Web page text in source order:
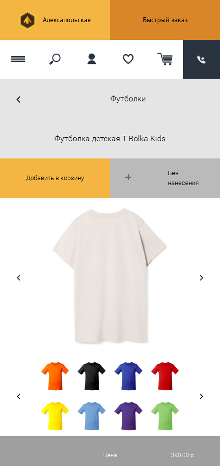
Алексапольская Быстрый заказ
Футболки
Без
нанесения
Футболка детская T-Bolka Kids
Добавить в корзину
Цена 390,00 р.